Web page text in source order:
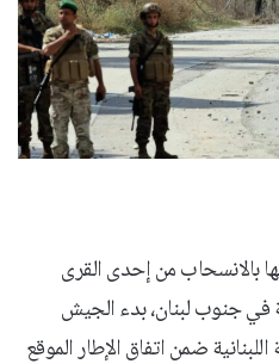
بالانسحاب من إحدى القرى
في جنوب لبنان، بدء الجيش
ضمن اتفاق الإطار الموقع